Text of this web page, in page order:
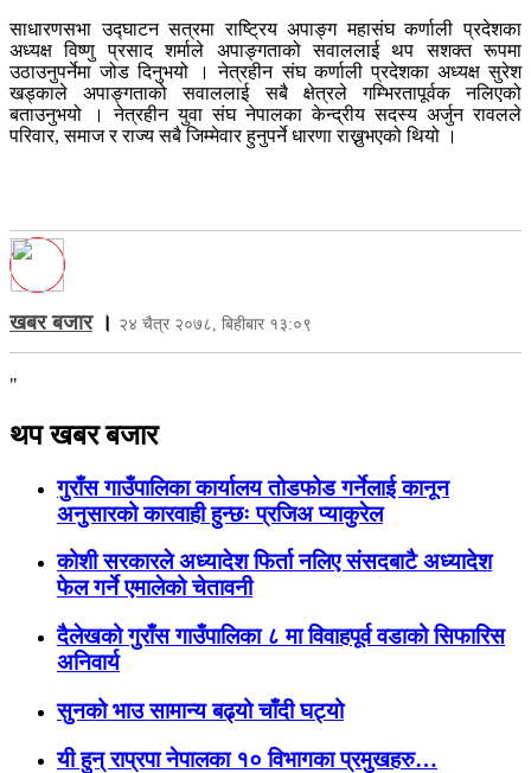
साधारणसभा उद्घाटन सत्रमा राष्ट्रिय अपाङ्ग महासंघ कर्णाली प्रदेशका
अध्यक्ष विष्णु प्रसाद शर्माले अपाङ्गताको सवाललाई थप सशक्त रूपमा
उठाउनुपर्नेमा जोड दिनुभयो । नेत्रहीन संघ कर्णाली प्रदेशका अध्यक्ष सुरेश
खड्काले अपाङ्गताको सवाललाई सबै क्षेत्रले गम्भिरतापूर्वक नलिएको
बताउनुभयो । नेत्रहीन युवा संघ नेपालका केन्द्रीय सदस्य अर्जुन रावलले
परिवार, समाज र राज्य सबै जिम्मेवार हुनुपर्ने धारणा राख्नुभएको थियो ।
खबर बजार। २४ चैत्र २०७८, बिहीबार १३:०९
"
थप खबर बजार
गुराँस गाउँपालिका कार्यालय तोडफोड गर्नेलाई कानून
अनुसारको कारवाही हुन्छः प्रजिअ प्याकुरेल
कोशी सरकारले अध्यादेश फिर्ता नलिए संसदबाटै अध्यादेश
फेल गर्ने एमालेको चेतावनी
दैलेखको गुराँस गाउँपालिका ८ मा विवाहपूर्व वडाको सिफारिस
अनिवार्य
सुनको भाउ सामान्य बढ्यो चाँदी घट्यो
यी हुन् राप्रपा नेपालका १० विभागका प्रमुखहरु…